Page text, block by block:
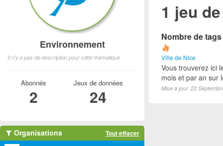
1 jeu
Nombre de
Ville de Nice
Vous trouverez ici
mois et par an sur
Mise à jour: 22
Environnement
Il n'y a pas de description pour cette thématique
Abonnés
2
Jeux de données
24
Organisations Tout effacer